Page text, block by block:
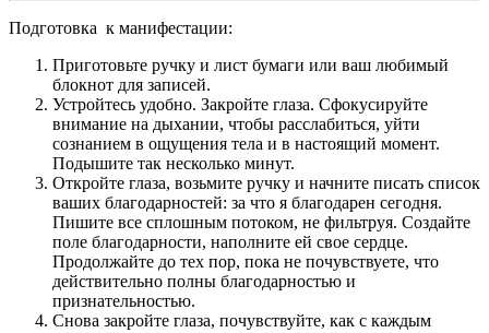
Подготовка к манифестации:
Приготовьте ручку и лист бумаги или ваш любимый
блокнот для записей.
Устройтесь удобно. Закройте глаза. Сфокусируйте
внимание на дыхании, чтобы расслабиться, уйти
сознанием в ощущения тела и в настоящий момент.
Подышите так несколько минут.
Откройте глаза, возьмите ручку и начните писать список
ваших благодарностей: за что я благодарен сегодня.
Пишите все сплошным потоком, не фильтруя. Создайте
поле благодарности, наполните ей свое сердце.
Продолжайте до тех пор, пока не почувствуете, что
действительно полны благодарностью и
признательностью.
Снова закройте глаза, почувствуйте, как с каждым